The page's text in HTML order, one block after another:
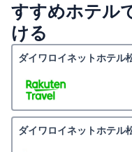
すすめホテル
ける
ダイワロイネットホテル
ダイワロイネットホテル